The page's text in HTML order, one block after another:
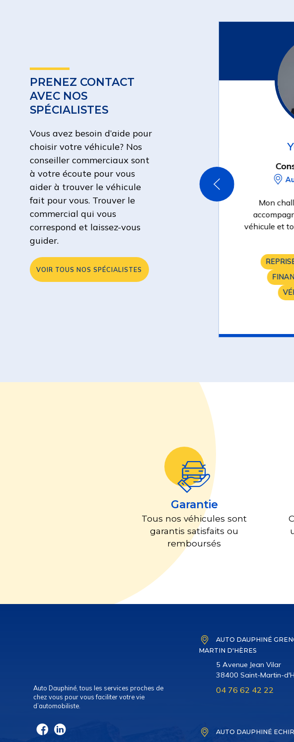
PRENEZ CONTACT
AVEC NOS
SPÉCIALISTES
Vous avez besoin d’aide pour
choisir votre véhicule? Nos
conseiller commerciaux sont
à votre écoute pour vous
aider à trouver le véhicule
fait pour vous. Trouver le
commercial qui vous
correspond et laissez-vous
guider.
VOIR TOUS NOS SPÉCIALISTES
Mon
véhicule et
Garantie
Tous nos véhicules sont
garantis satisfaits ou
remboursés
Auto Dauphiné, tous les services proches de
chez vous pour vous faciliter votre vie
d’automobiliste.
AUTO DAUPHINÉ
MARTIN D'HÈRES
5 Avenue Jean Vilar
38400 Saint-Martin-
04 76 62 42 22
AUTO DAUPHINÉ